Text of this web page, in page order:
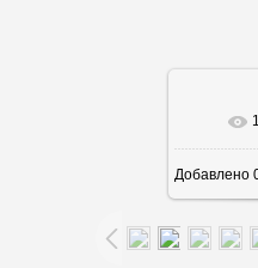
В
Добавлено